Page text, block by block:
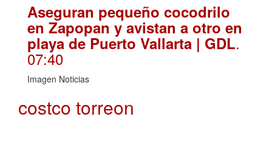
Aseguran pequeño cocodrilo
en Zapopan y avistan a otro en
playa de Puerto Vallarta | GDL.
07:40
Imagen Noticias
costco torreon